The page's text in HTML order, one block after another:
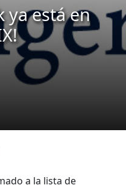
ya está en
a la lista de